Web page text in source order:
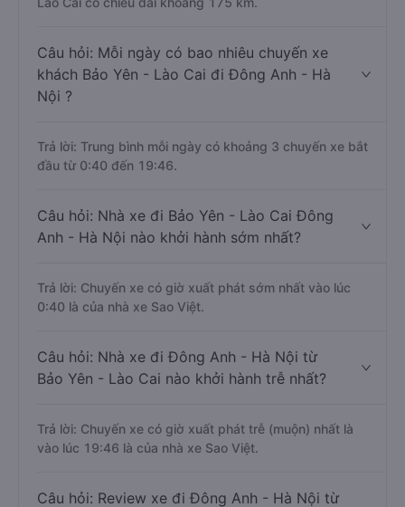
Câu hỏi: Mỗi ngày có bao nhiêu chuyến xe
khách Bảo Yên - Lào Cai đi Đông Anh - Hà
Nội ?
Trả lời: Trung bình mỗi ngày có khoảng 3 chuyến xe bắt
đầu từ 0:40 đến 19:46.
Câu hỏi: Nhà xe đi Bảo Yên - Lào Cai Đông
Anh - Hà Nội nào khởi hành sớm nhất?
Trả lời: Chuyến xe có giờ xuất phát sớm nhất vào lúc
0:40 là của nhà xe Sao Việt.
Câu hỏi: Nhà xe đi Đông Anh - Hà Nội từ
Bảo Yên - Lào Cai nào khởi hành trễ nhất?
Trả lời: Chuyến xe có giờ xuất phát trễ (muộn) nhất là
vào lúc 19:46 là của nhà xe Sao Việt.
Câu hỏi: Review xe đi Đông Anh - Hà Nội từ